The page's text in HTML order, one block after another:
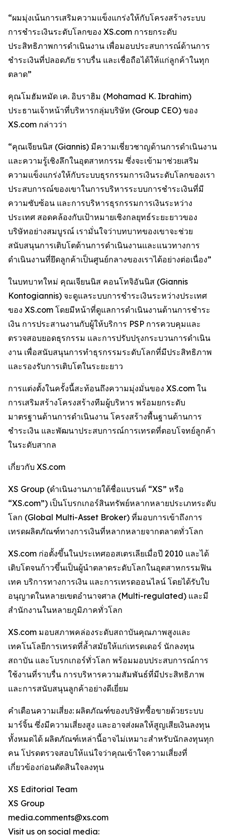
“ผมมุ่งเน้นการเสริมความแข็งแกร่งให้กับโครงสร้างระบบ
การชำระเงินระดับโลกของ XS.com การยกระดับ
ประสิทธิภาพการดำเนินงาน เพื่อมอบประสบการณ์ด้านการ
ชำระเงินที่ปลอดภัย ราบรื่น และเชื่อถือได้ให้แก่ลูกค้าในทุก
ตลาด”
คุณโมฮัมหมัด เค. อิบราฮิม (Mohamad K. Ibrahim)
ประธานเจ้าหน้าที่บริหารกลุ่มบริษัท (Group CEO) ของ
XS.com กล่าวว่า
“คุณเจียนนิส (Giannis) มีความเชี่ยวชาญด้านการดำเนินงาน
และความรู้เชิงลึกในอุตสาหกรรม ซึ่งจะเข้ามาช่วยเสริม
ความแข็งแกร่งให้กับระบบธุรกรรมการเงินระดับโลกของเรา
ประสบการณ์ของเขาในการบริหารระบบการชำระเงินที่มี
ความซับซ้อน และการบริหารธุรกรรมการเงินระหว่าง
ประเทศ สอดคล้องกับเป้าหมายเชิงกลยุทธ์ระยะยาวของ
บริษัทอย่างสมบูรณ์ เรามั่นใจว่าบทบาทของเขาจะช่วย
สนับสนุนการเติบโตด้านการดำเนินงานและแนวทางการ
ดำเนินงานที่ยึดลูกค้าเป็นศูนย์กลางของเราได้อย่างต่อเนื่อง”
ในบทบาทใหม่ คุณเจียนนิส คอนโทจิอันนิส (Giannis
Kontogiannis) จะดูแลระบบการชำระเงินระหว่างประเทศ
ของ XS.com โดยมีหน้าที่ดูแลการดำเนินงานด้านการชำระ
เงิน การประสานงานกับผู้ให้บริการ PSP การควบคุมและ
ตรวจสอบยอดธุรกรรม และการปรับปรุงกระบวนการดำเนิน
งาน เพื่อสนับสนุนการทำธุรกรรมระดับโลกที่มีประสิทธิภาพ
และรองรับการเติบโตในระยะยาว
การแต่งตั้งในครั้งนี้สะท้อนถึงความมุ่งมั่นของ XS.com ใน
การเสริมสร้างโครงสร้างทีมผู้บริหาร พร้อมยกระดับ
มาตรฐานด้านการดำเนินงาน โครงสร้างพื้นฐานด้านการ
ชำระเงิน และพัฒนาประสบการณ์การเทรดที่ตอบโจทย์ลูกค้า
ในระดับสากล
เกี่ยวกับ XS.com
XS Group (ดำเนินงานภายใต้ชื่อแบรนด์ “XS” หรือ
“XS.com”) เป็นโบรกเกอร์สินทรัพย์หลากหลายประเภทระดับ
โลก (Global Multi-Asset Broker) ที่มอบการเข้าถึงการ
เทรดผลิตภัณฑ์ทางการเงินที่หลากหลายจากตลาดทั่วโลก
XS.com ก่อตั้งขึ้นในประเทศออสเตรเลียเมื่อปี 2010 และได้
เติบโตจนก้าวขึ้นเป็นผู้นำตลาดระดับโลกในอุตสาหกรรมฟิน
เทค บริการทางการเงิน และการเทรดออนไลน์ โดยได้รับใบ
อนุญาตในหลายเขตอำนาจศาล (Multi-regulated) และมี
สำนักงานในหลายภูมิภาคทั่วโลก
XS.com มอบสภาพคล่องระดับสถาบันคุณภาพสูงและ
เทคโนโลยีการเทรดที่ล้ำสมัยให้แก่เทรดเดอร์ นักลงทุน
สถาบัน และโบรกเกอร์ทั่วโลก พร้อมมอบประสบการณ์การ
ใช้งานที่ราบรื่น การบริหารความสัมพันธ์ที่มีประสิทธิภาพ
และการสนับสนุนลูกค้าอย่างดีเยี่ยม
คำเตือนความเสี่ยง: ผลิตภัณฑ์ของบริษัทซื้อขายด้วยระบบ
มาร์จิ้น ซึ่งมีความเสี่ยงสูง และอาจส่งผลให้สูญเสียเงินลงทุน
ทั้งหมดได้ ผลิตภัณฑ์เหล่านี้อาจไม่เหมาะสำหรับนักลงทุนทุก
คน โปรดตรวจสอบให้แน่ใจว่าคุณเข้าใจความเสี่ยงที่
เกี่ยวข้องก่อนตัดสินใจลงทุน
XS Editorial Team
XS Group
media.comments@xs.com
Visit us on social media: